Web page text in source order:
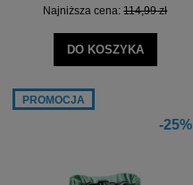
Najniższa cena:114,99 zł
DO KOSZYKA
-25%
PROMOCJA